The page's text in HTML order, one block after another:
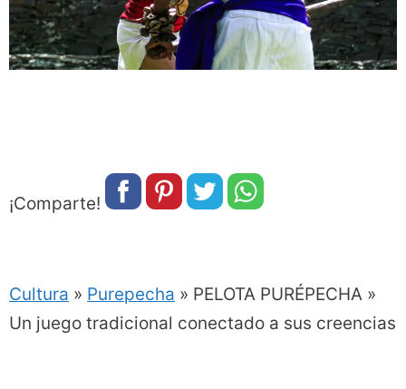
¡Comparte!
Cultura » Purepecha » PELOTA PURÉPECHA »
Un juego tradicional conectado a sus creencias